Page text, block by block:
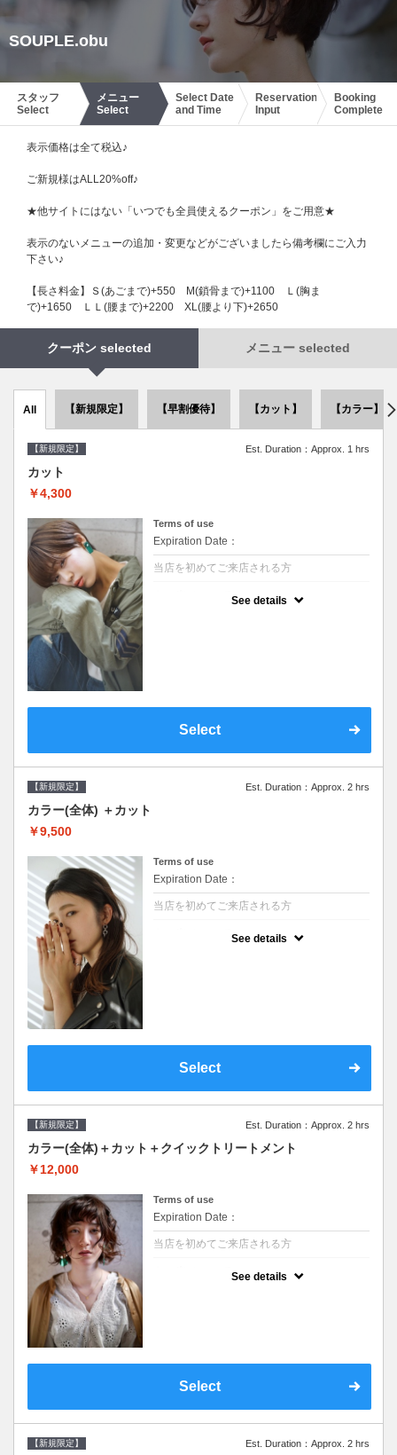
SOUPLE.obu
スタッフ
Select
メニュー
Select
Select Date
and Time
Reservation
Input
Booking
Complete
表示価格は全て税込♪
ご新規様はALL20%off♪
★他サイトにはない「いつでも全員使えるクーポン」をご用意★
表示のないメニューの追加・変更などがございましたら備考欄にご入力
下さい♪
【長さ料金】Ｓ(あごまで)+550 М(鎖骨まで)+1100 Ｌ(胸ま
で)+1650 ＬＬ(腰まで)+2200 XL(腰より下)+2650
クーポン selected メニュー selected
All 【新規限定】 【早割優待】 【カット】 【カラー】
【新規限定】 Est. Duration：Approx. 1 hrs
カット
￥4,300
Terms of use
Expiration Date：
当店を初めてご来店される方
See details
Select
【新規限定】 Est. Duration：Approx. 2 hrs
カラー(全体) ＋カット
￥9,500
Terms of use
Expiration Date：
当店を初めてご来店される方
See details
Select
【新規限定】 Est. Duration：Approx. 2 hrs
カラー(全体)＋カット＋クイックトリートメント
￥12,000
Terms of use
Expiration Date：
当店を初めてご来店される方
See details
Select
【新規限定】 Est. Duration：Approx. 2 hrs